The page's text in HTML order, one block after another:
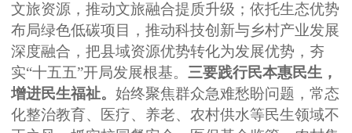
文旅资源，推动文旅融合提质升级；依托生态优势
布局绿色低碳项目，推动科技创新与乡村产业发展
深度融合，把县域资源优势转化为发展优势，夯
实“十五五”开局发展根基。 三要践行民本惠民生，
增进民生福祉。 始终聚焦群众急难愁盼问题，常态
化整治教育、医疗、养老、农村供水等民生领域不